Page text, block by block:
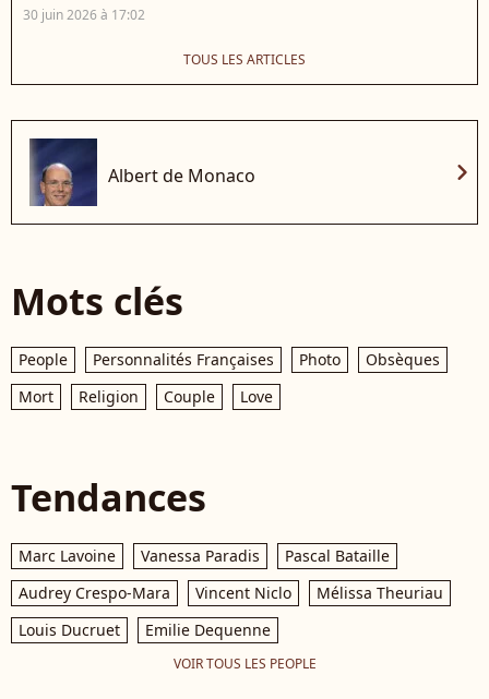
30 juin 2026 à 17:02
TOUS LES ARTICLES
Albert de Monaco chevron_right
Mots clés
People Personnalités Françaises Photo
Obsèques
Mort
Religion Couple Love
Tendances
Marc Lavoine Vanessa Paradis
Pascal Bataille
Audrey Crespo-Mara
Vincent Niclo
Mélissa Theuriau
Louis Ducruet
Emilie Dequenne
VOIR TOUS LES PEOPLE